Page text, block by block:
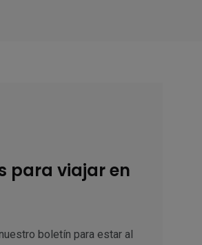
para viajar en
boletín para estar al